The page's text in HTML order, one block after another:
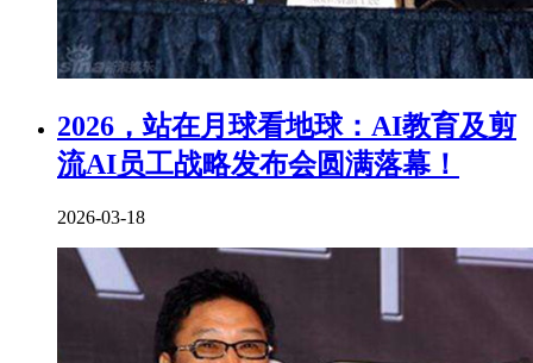
2026，站在月球看地球：AI教育及剪
流AI员工战略发布会圆满落幕！
2026-03-18